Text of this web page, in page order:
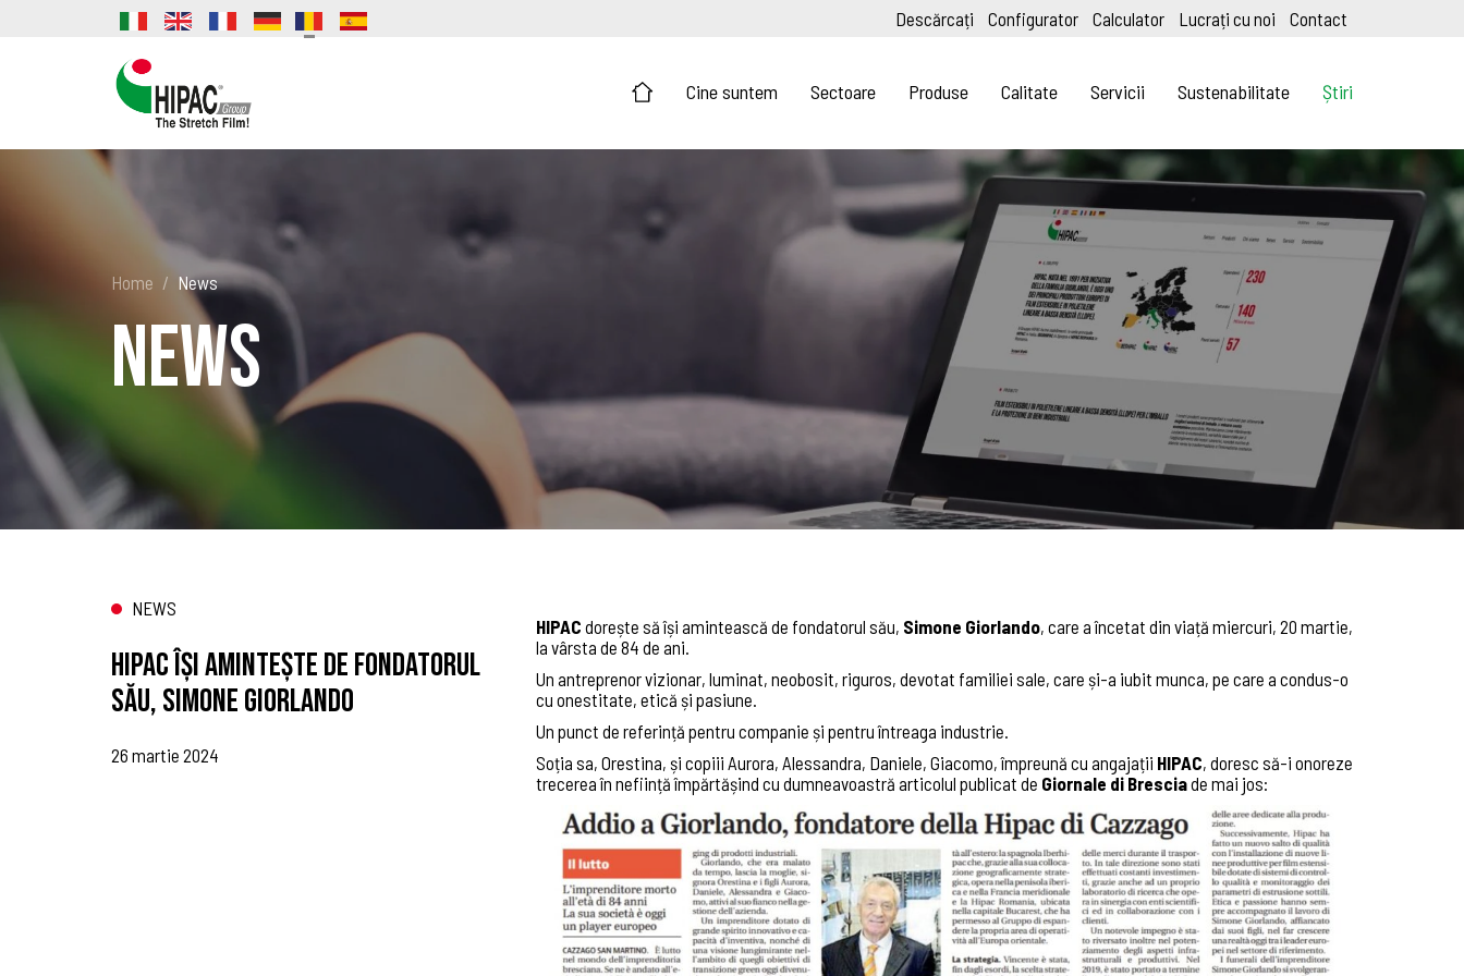
Descărcați Configurator Calculator Lucrați cu noi Contact
Cine suntem Sectoare Produse Calitate Servicii Sustenabilitate Știri
Home News
News
NEWS
HIPAC ÎȘI AMINTEȘTE DE FONDATORUL
SĂU, SIMONE GIORLANDO
26 martie 2024
HIPAC dorește să își amintească de fondatorul său, Simone Giorlando, care a încetat din viață miercuri, 20 martie,
la vârsta de 84 de ani.
Un antreprenor vizionar, luminat, neobosit, riguros, devotat familiei sale, care și-a iubit munca, pe care a condus-o
cu onestitate, etică și pasiune.
Un punct de referință pentru companie și pentru întreaga industrie.
Soția sa, Orestina, și copiii Aurora, Alessandra, Daniele, Giacomo, împreună cu angajații HIPAC, doresc să-i onoreze
trecerea în neființă împărtășind cu dumneavoastră articolul publicat de Giornale di Bresciade mai jos: